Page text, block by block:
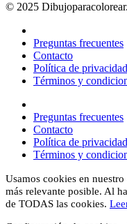
© 2025
Preguntas frecuentes
Contacto
Política de
Términos y
Preguntas frecuentes
Contacto
Política de
Términos y
Usamos cookies en
más relevante posible. Al
de TODAS las cookies.